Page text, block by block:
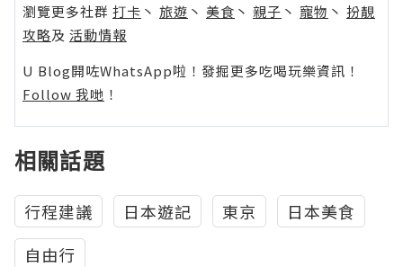
瀏覽更多社群 打卡 丶 旅遊 丶 美食 丶 親子 丶 寵物 丶 扮靚
攻略及 活動情報
U Blog開咗WhatsApp啦！發掘更多吃喝玩樂資訊！
Follow 我哋 ！
相關話題
行程建議 日本遊記 東京
日本美食
自由行